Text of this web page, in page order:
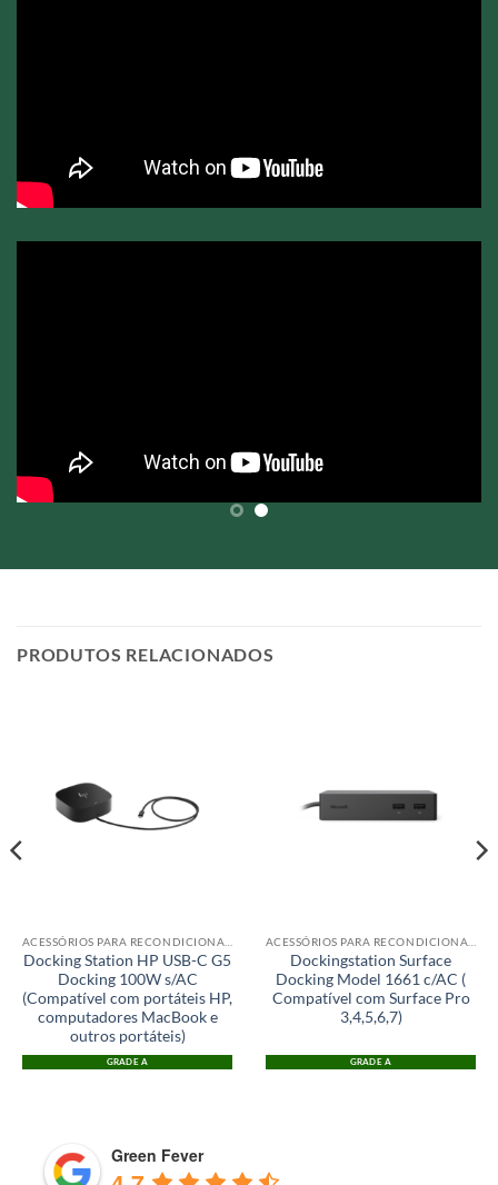
PRODUTOS RELACIONADOS
Docking Station HP USB-C G5
Docking 100W s/AC
(Compatível com portáteis HP,
computadores MacBook e
outros portáteis)
GRADE A
Dockingstation Surface
Docking Model 1661 c/AC (
Compatível com Surface Pro
3,4,5,6,7)
GRADE A
Green Fever